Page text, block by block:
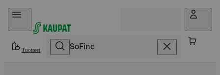
Hyppää sisältöön
Tuotteet